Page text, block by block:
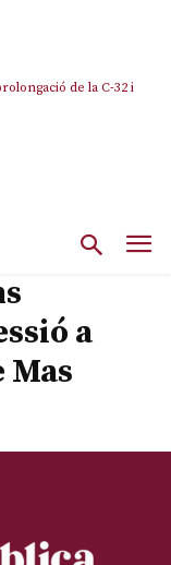
de la C-32 i
a